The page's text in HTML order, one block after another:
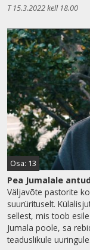
T 15.3.2022 kell 18.00
Osa: 13
Pea Jumalale
Väljavõte pastorite
suurürituselt.
sellest, mis toob
Jumala poole, sa
teaduslikule uuringule.